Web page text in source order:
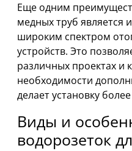
Еще одним
медных труб является
широким спектром
устройств. Это
различных проектах и
необходимости
делает установку
Виды и
водорозеток